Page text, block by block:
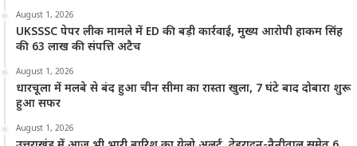
August 1, 2026
UKSSSC पेपर लीक मामले में ED की बड़ी कार्रवाई, मुख्य आरोपी हाकम सिंह
की 63 लाख की संपत्ति अटैच
August 1, 2026
धारचूला में मलबे से बंद हुआ चीन सीमा का रास्ता खुला, 7 घंटे बाद दोबारा शुरू
हुआ सफर
August 1, 2026